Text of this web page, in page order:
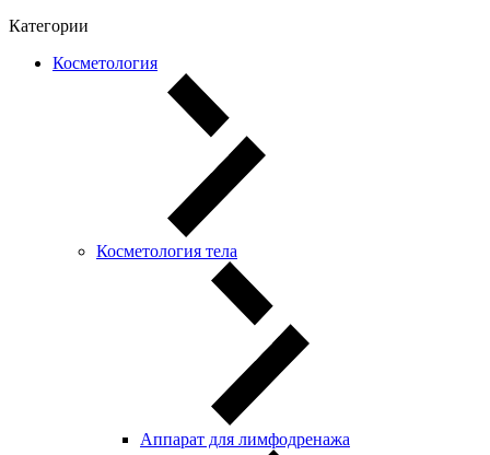
Категории
Косметология
Косметология тела
Аппарат для лимфодренажа